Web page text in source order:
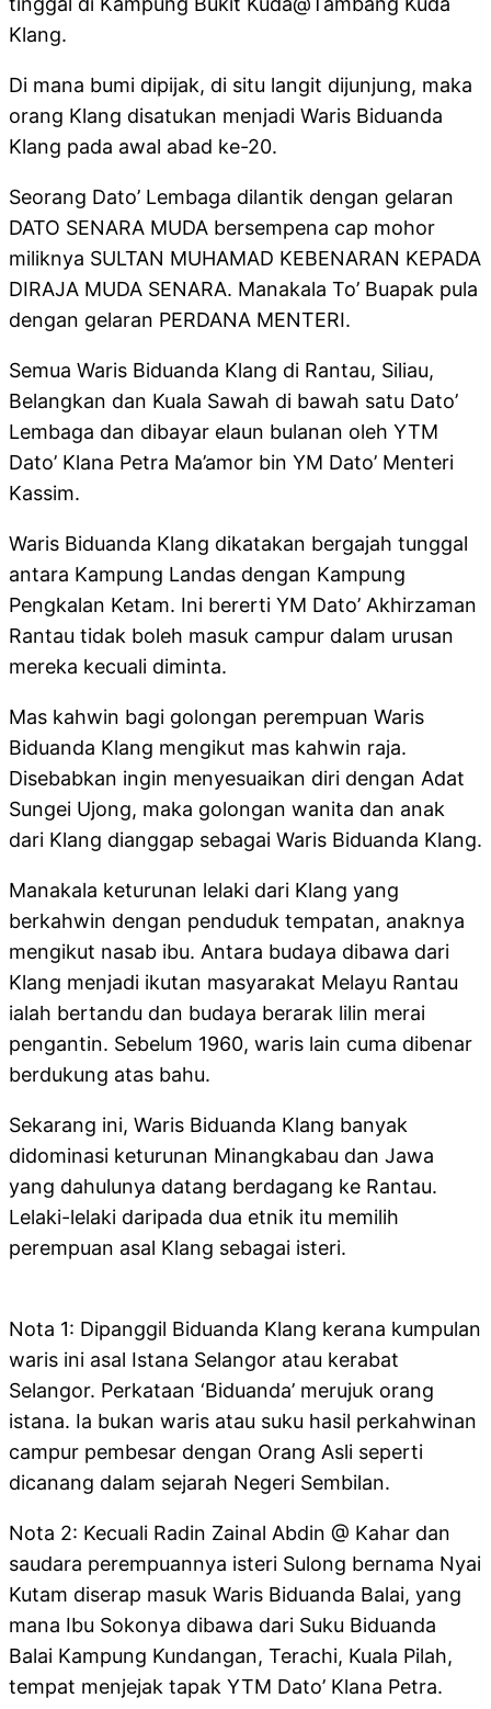
Klang.
Di mana bumi dipijak, di situ langit dijunjung, maka
orang Klang disatukan menjadi Waris Biduanda
Klang pada awal abad ke-20.
Seorang Dato’ Lembaga dilantik dengan gelaran
DATO SENARA MUDA bersempena cap mohor
miliknya SULTAN MUHAMAD KEBENARAN KEPADA
DIRAJA MUDA SENARA. Manakala To’ Buapak pula
dengan gelaran PERDANA MENTERI.
Semua Waris Biduanda Klang di Rantau, Siliau,
Belangkan dan Kuala Sawah di bawah satu Dato’
Lembaga dan dibayar elaun bulanan oleh YTM
Dato’ Klana Petra Ma’amor bin YM Dato’ Menteri
Kassim.
Waris Biduanda Klang dikatakan bergajah tunggal
antara Kampung Landas dengan Kampung
Pengkalan Ketam. Ini bererti YM Dato’ Akhirzaman
Rantau tidak boleh masuk campur dalam urusan
mereka kecuali diminta.
Mas kahwin bagi golongan perempuan Waris
Biduanda Klang mengikut mas kahwin raja.
Disebabkan ingin menyesuaikan diri dengan Adat
Sungei Ujong, maka golongan wanita dan anak
dari Klang dianggap sebagai Waris Biduanda Klang.
Manakala keturunan lelaki dari Klang yang
berkahwin dengan penduduk tempatan, anaknya
mengikut nasab ibu. Antara budaya dibawa dari
Klang menjadi ikutan masyarakat Melayu Rantau
ialah bertandu dan budaya berarak lilin merai
pengantin. Sebelum 1960, waris lain cuma dibenar
berdukung atas bahu.
Sekarang ini, Waris Biduanda Klang banyak
didominasi keturunan Minangkabau dan Jawa
yang dahulunya datang berdagang ke Rantau.
Lelaki-lelaki daripada dua etnik itu memilih
perempuan asal Klang sebagai isteri.
Nota 1: Dipanggil Biduanda Klang kerana kumpulan
waris ini asal Istana Selangor atau kerabat
Selangor. Perkataan ‘Biduanda’ merujuk orang
istana. Ia bukan waris atau suku hasil perkahwinan
campur pembesar dengan Orang Asli seperti
dicanang dalam sejarah Negeri Sembilan.
Nota 2: Kecuali Radin Zainal Abdin @ Kahar dan
saudara perempuannya isteri Sulong bernama Nyai
Kutam diserap masuk Waris Biduanda Balai, yang
mana Ibu Sokonya dibawa dari Suku Biduanda
Balai Kampung Kundangan, Terachi, Kuala Pilah,
tempat menjejak tapak YTM Dato’ Klana Petra.